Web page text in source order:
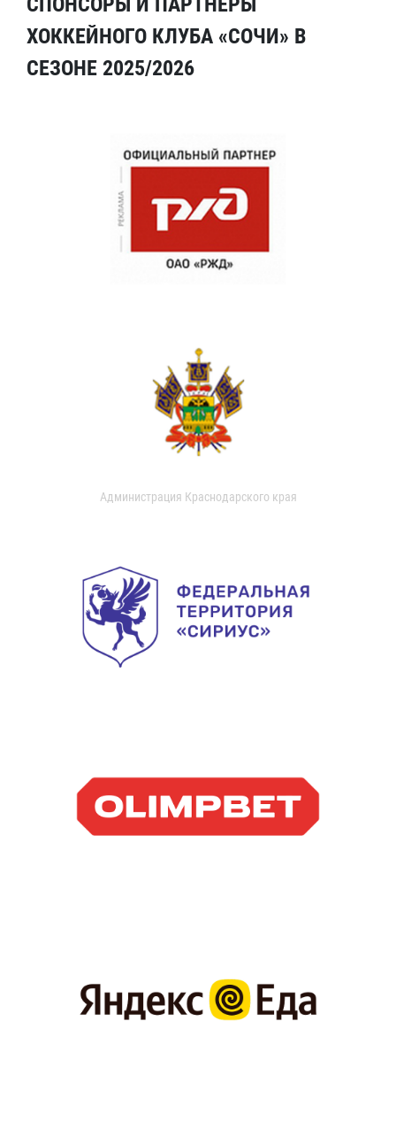
ХОККЕЙНОГО КЛУБА «СОЧИ» В
СЕЗОНЕ 2025/2026
Администрация Краснодарского края